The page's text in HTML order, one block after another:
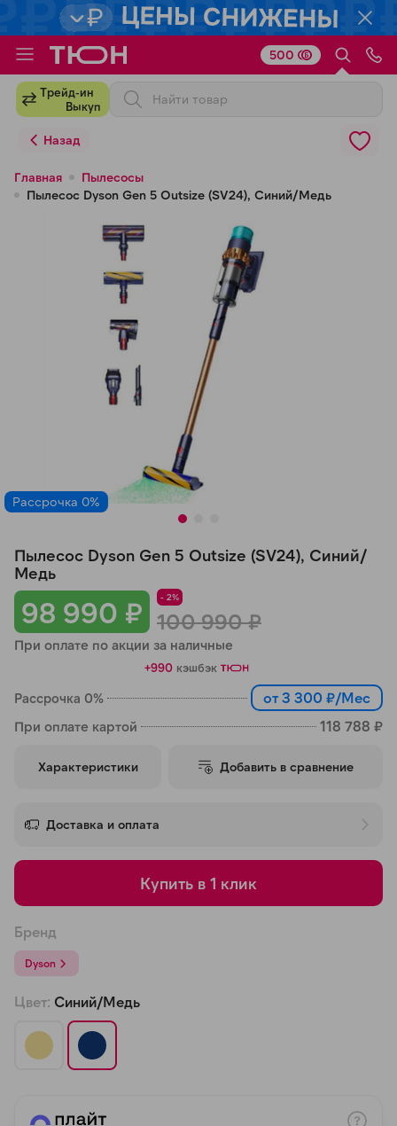
Трейд-ин
Выкуп
500
Назад
Главная
Пылесосы
Пылесос Dyson Gen 5 Outsize (SV24), Синий/Медь
Рассрочка 0%
98 990 ₽ - 2%
100 990 ₽
При оплате по акции за наличные
+990 кэшбэк
Рассрочка 0% от 3 300 ₽/Мес
При оплате картой 118 788 ₽
Пылесос Dyson Gen 5 Outsize (SV24), Синий/
Медь
Характеристики Добавить в сравнение
Доставка и оплата
Купить в 1 клик
Бренд
Dyson
Цвет: Синий/Медь
Для клиентов всех банков
Разбейте
оплатуна части
без переплат
График платежей
Добавляйте товары
Оплачивайте сегодня только
% картой любого банка
Получайте товар
выбранный способом
Оставшиеся75% будут
с вашей карты
по 25%
25
недели
Остались вопросы?